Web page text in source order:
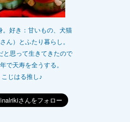
。好き：甘いもの、犬猫
ん）とふたり暮らし。
と思って生きてきたので
で天寿を全うする。
こじはる推し♪